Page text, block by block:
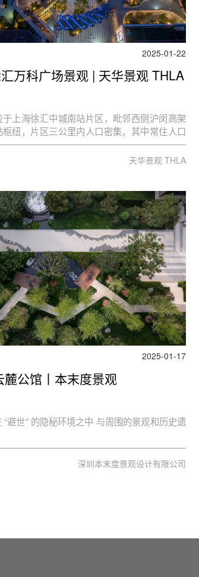
2025-01-22
汇万科广场景观 | 天华景观 THLA
上海徐汇中城南站片区，毗邻西侧沪闵高架
纽，片区三公里内人口密集，其中常住人口
万的办公人群。从2012年项目总体规划启动
2018年二期建成；再到2024年月6月三期徐
城市综合性片区。
天华景观 THLA
2025-01-17
麓公馆丨本末度景观
避世” 的隐秘环境之中 与周围的景观和历史遗
深圳本末度景观设计有限公司